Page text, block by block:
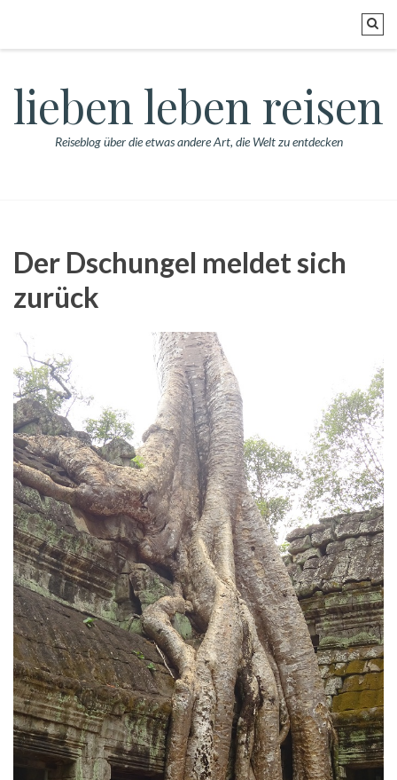
lieben leben reisen
Reiseblog über die etwas andere Art, die Welt zu entdecken
Der Dschungel meldet sich
zurück